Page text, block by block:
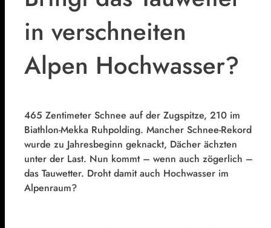
in verschneiten
Alpen Hochwasser?
465 Zentimeter Schnee auf der Zugspitze, 210 im
Biathlon-Mekka Ruhpolding. Mancher Schnee-Rekord
wurde zu Jahresbeginn geknackt, Dächer ächzten
unter der Last. Nun kommt – wenn auch zögerlich –
das Tauwetter. Droht damit auch Hochwasser im
Alpenraum?